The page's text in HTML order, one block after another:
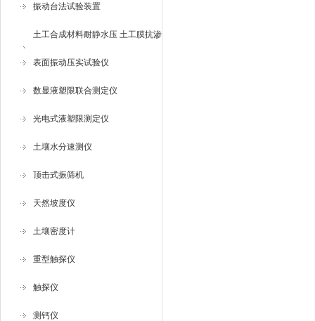
振动台法试验装置
土工合成材料耐静水压 土工膜抗渗
仪
表面振动压实试验仪
数显液塑限联合测定仪
光电式液塑限测定仪
土壤水分速测仪
顶击式振筛机
天然坡度仪
土壤密度计
重型触探仪
触探仪
测钙仪